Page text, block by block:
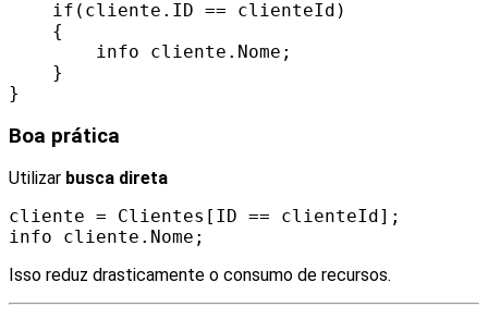
if(cliente.ID == clienteId)
{
info cliente.Nome;
}
}
Boa prática
Utilizar busca direta
cliente = Clientes[ID == clienteId];
info cliente.Nome;
Isso reduz drasticamente o consumo de recursos.